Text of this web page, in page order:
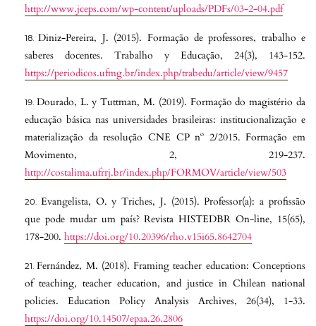
http://www.jceps.com/wp-content/uploads/PDFs/03-2-04.pdf
Diniz-Pereira, J. (2015). Formação de professores, trabalho e
saberes docentes. Trabalho y Educação, 24(3), 143-152.
https://periodicos.ufmg.br/index.php/trabedu/article/view/9457
Dourado, L. y Tuttman, M. (2019). Formação do magistério da
educação básica nas universidades brasileiras: institucionalização e
materialização da resolução CNE CP nº 2/2015. Formação em
Movimento, 2, 219-237.
http://costalima.ufrrj.br/index.php/FORMOV/article/view/503
Evangelista, O. y Triches, J. (2015). Professor(a): a profissão
que pode mudar um país? Revista HISTEDBR On-line, 15(65),
178-200. https://doi.org/10.20396/rho.v15i65.8642704
Fernández, M. (2018). Framing teacher education: Conceptions
of teaching, teacher education, and justice in Chilean national
policies. Education Policy Analysis Archives, 26(34), 1-33.
https://doi.org/10.14507/epaa.26.2806